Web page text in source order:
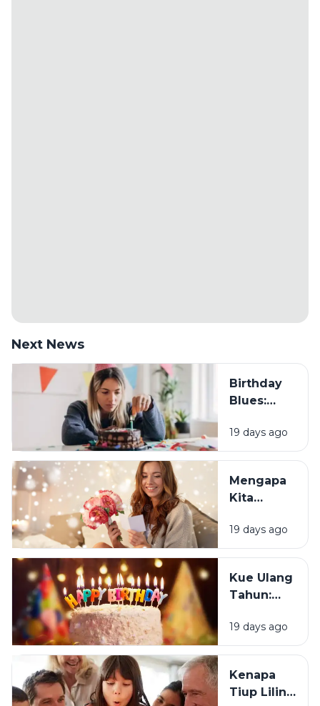
Next News
Birthday
Blues:
Sebagian
Orang
Merasa
Sedih Saat
Tahun?
19 days ago
Mengapa
Kita
Mendapat
Ucapan
Tahun?
19 days ago
Kue Ulang
Tahun:
Tradisi Ini
Berawal?
19 days ago
Kenapa
Tiup Lilin